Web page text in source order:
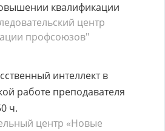
квалификации
центр
профсоюзов"
интеллект в
работе преподавателя
ч.
центр «Новые